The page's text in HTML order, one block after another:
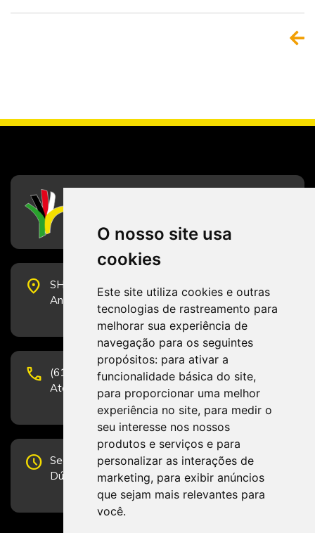
O nosso site usa
cookies
Este site utiliza cookies e outras
tecnologias de rastreamento para
melhorar sua experiência de
navegação para os seguintes
propósitos: para ativar a
funcionalidade básica do site,
para proporcionar uma melhor
experiência no site, para medir o
seu interesse nos nossos
produtos e serviços e para
personalizar as interações de
marketing, para exibir anúncios
que sejam mais relevantes para
você.
place
SHS Quadra 6, Bloco E, Complexo Brasil 21, 20º
Andar, Sala 2001 - CEP 70322-915 - Brasília/DF
phone
(61) 3223-1652 e (61) 98131-3801.
Atendimento por telefone em horário comercial
schedule Segunda-feira a Sexta-feira de 12h às 19h.
Dúvidas e sugestões pelo Fale Conosco.